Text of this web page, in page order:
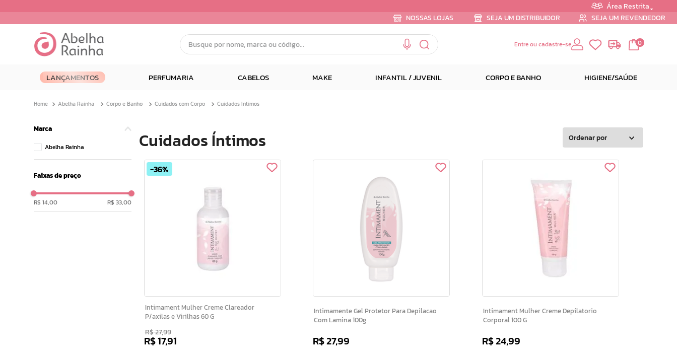
Área Restrita
NOSSAS LOJAS
SEJA UM DISTRIBUIDOR SEJA UM REVENDEDOR
Busque por nome, marca ou código...
Entre ou cadastre-se 0
LANÇAMENTOS PERFUMARIA CABELOS MAKE INFANTIL / JUVENIL CORPO E BANHO HIGIENE/SAÚDE
Abelha Rainha Corpo e Banho Cuidados com Corpo Cuidados Intimos
Marca
Abelha Rainha
Faixas de preço
R$ 14,00 R$ 33,00
Cuidados Íntimos Ordenar por
36%
Intimament Mulher Creme Clareador
P/axilas e Virilhas 60 G
R$27,99
R$17,91
Intimamente Gel Protetor Para Depilacao
Com Lamina 100g
R$27,99
Intimament Mulher Creme Depilatorio
Corporal 100 G
R$24,99
dermopes
3º
facial
renovil
9º
camiseta
10º doce infancia